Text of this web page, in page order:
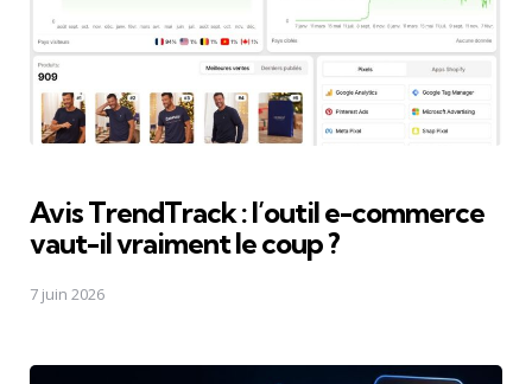
Avis TrendTrack : l’outil e-commerce
vaut-il vraiment le coup ?
7 juin 2026